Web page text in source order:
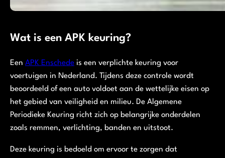
Wat is een APK keuring?
Een APK Enschede is een verplichte keuring voor
voertuigen in Nederland. Tijdens deze controle wordt
beoordeeld of een auto voldoet aan de wettelijke eisen op
het gebied van veiligheid en milieu. De Algemene
Periodieke Keuring richt zich op belangrijke onderdelen
zoals remmen, verlichting, banden en uitstoot.
Deze keuring is bedoeld om ervoor te zorgen dat